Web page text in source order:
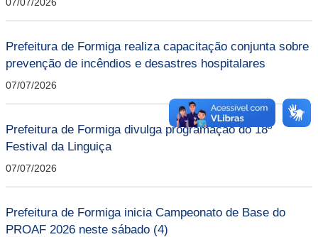
Prefeitura de Formiga realiza capacitação conjunta sobre
prevenção de incêndios e desastres hospitalares
07/07/2026
Prefeitura de Formiga divulga programação do 18º
Festival da Linguiça
07/07/2026
Prefeitura de Formiga inicia Campeonato de Base do
PROAF 2026 neste sábado (4)